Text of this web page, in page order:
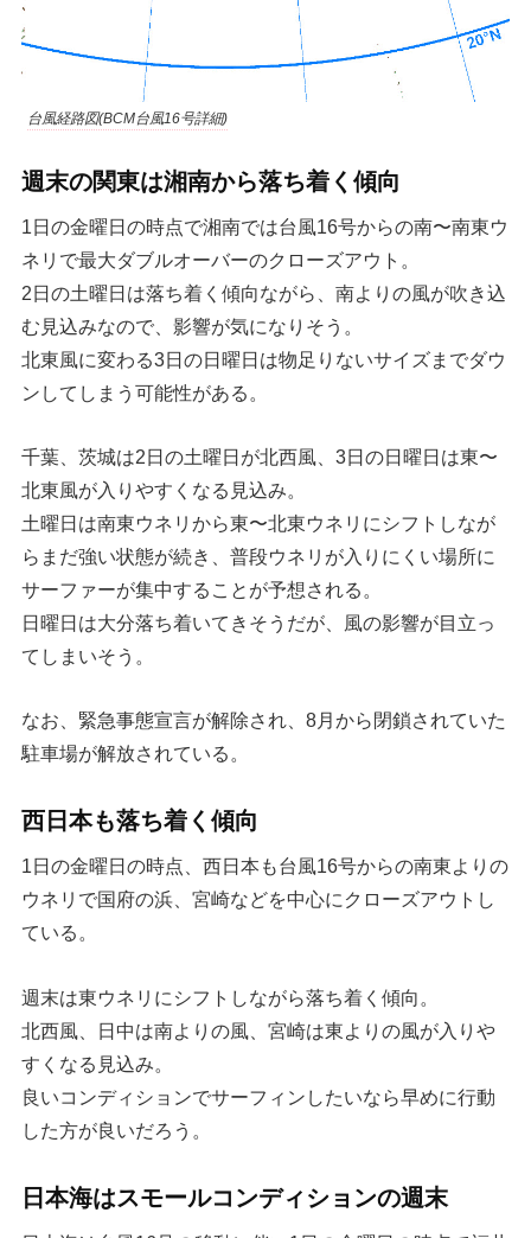
台風経路図(BCM台風16号詳細)
週末の関東は湘南から落ち着く傾向
1日の金曜日の時点で湘南では台風16号からの南〜南東ウ
ネリで最大ダブルオーバーのクローズアウト。
2日の土曜日は落ち着く傾向ながら、南よりの風が吹き込
む見込みなので、影響が気になりそう。
北東風に変わる3日の日曜日は物足りないサイズまでダウ
ンしてしまう可能性がある。
千葉、茨城は2日の土曜日が北西風、3日の日曜日は東〜
北東風が入りやすくなる見込み。
土曜日は南東ウネリから東〜北東ウネリにシフトしなが
らまだ強い状態が続き、普段ウネリが入りにくい場所に
サーファーが集中することが予想される。
日曜日は大分落ち着いてきそうだが、風の影響が目立っ
てしまいそう。
なお、緊急事態宣言が解除され、8月から閉鎖されていた
駐車場が解放されている。
西日本も落ち着く傾向
1日の金曜日の時点、西日本も台風16号からの南東よりの
ウネリで国府の浜、宮崎などを中心にクローズアウトし
ている。
週末は東ウネリにシフトしながら落ち着く傾向。
北西風、日中は南よりの風、宮崎は東よりの風が入りや
すくなる見込み。
良いコンディションでサーフィンしたいなら早めに行動
した方が良いだろう。
日本海はスモールコンディションの週末